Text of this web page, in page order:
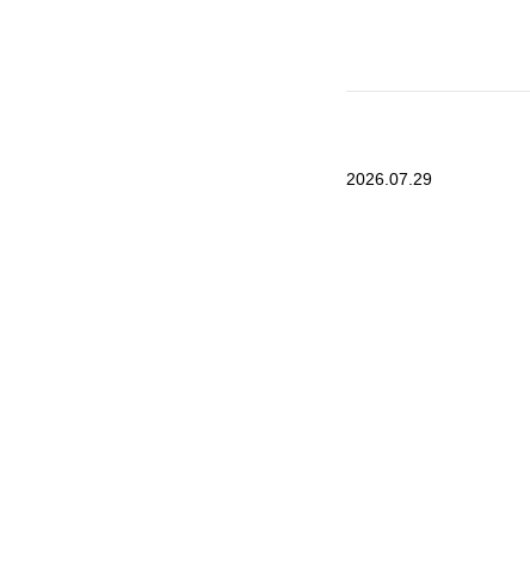
2026.07.29